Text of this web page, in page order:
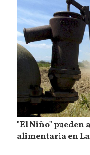
"El Niño" pueden
alimentaria en